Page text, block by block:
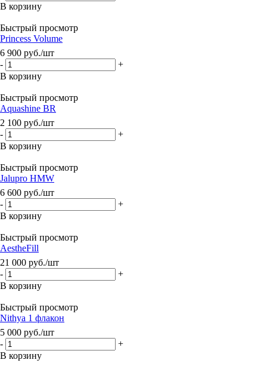
В корзину
Быстрый просмотр
Princess Volume
6 900 руб./шт
-
+
В корзину
Быстрый просмотр
Aquashine BR
2 100 руб./шт
-
+
В корзину
Быстрый просмотр
Jalupro HMW
6 600 руб./шт
-
+
В корзину
Быстрый просмотр
AestheFill
21 000 руб./шт
-
+
В корзину
Быстрый просмотр
Nithya 1 флакон
5 000 руб./шт
-
+
В корзину